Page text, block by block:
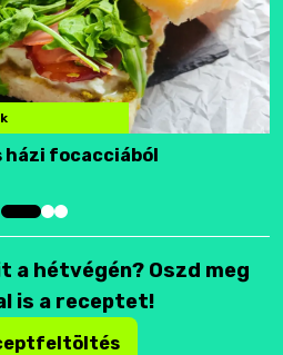
focacciából
a hétvégén? Oszd meg
is a receptet!